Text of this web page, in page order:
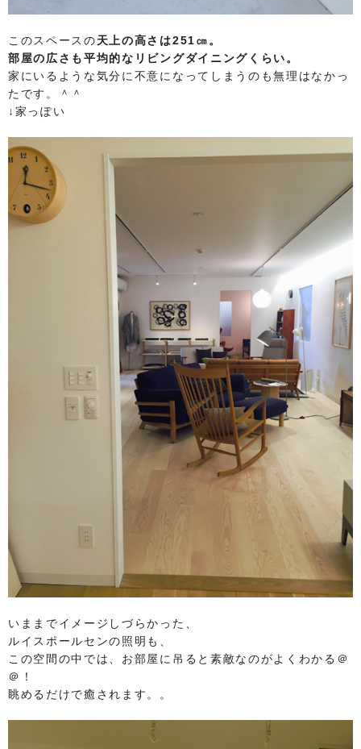
このスペースの天上の高さは251㎝。
部屋の広さも平均的なリビングダイニングくらい。
家にいるような気分に不意になってしまうのも無理はなかっ
たです。＾＾
↓家っぽい
いままでイメージしづらかった、
ルイスポールセンの照明も、
この空間の中では、お部屋に吊ると素敵なのがよくわかる＠
＠！
眺めるだけで癒されます。。